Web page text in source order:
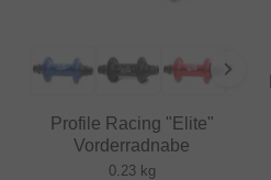
Profile Racing "Elite"
Vorderradnabe
0.23 kg